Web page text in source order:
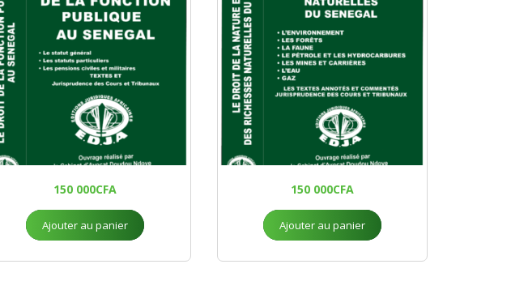
150 000CFA
Ajouter au panier
150 000CFA
Ajouter au panier